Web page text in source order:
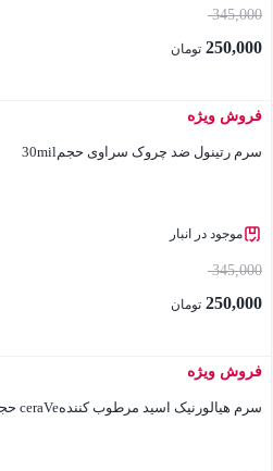
345,000
250,000 تومان
بستن
فروش ویژه
سرم رتینول ضد چروک سراوی حجم30mil
موجود در انبار
345,000
250,000 تومان
بستن
فروش ویژه
سرم هیالورنیک اسید مرطوب کنندهceraVe حجم 30mil